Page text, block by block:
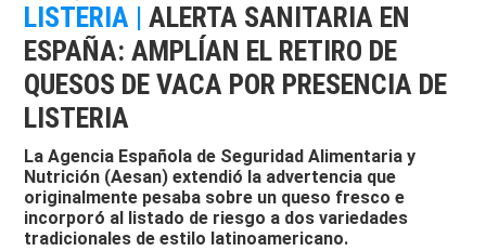
LISTERIA | ALERTA SANITARIA EN
ESPAÑA: AMPLÍAN EL RETIRO DE
QUESOS DE VACA POR PRESENCIA DE
LISTERIA
La Agencia Española de Seguridad Alimentaria y
Nutrición (Aesan) extendió la advertencia que
originalmente pesaba sobre un queso fresco e
incorporó al listado de riesgo a dos variedades
tradicionales de estilo latinoamericano.